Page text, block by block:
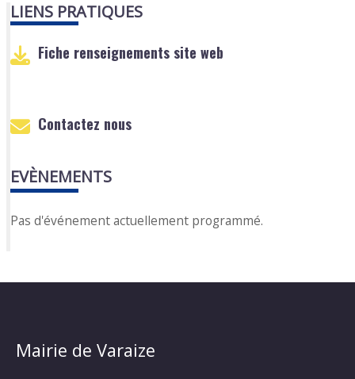
LIENS PRATIQUES
Fiche renseignements site web
Contactez nous
EVÈNEMENTS
Pas d'événement actuellement programmé.
Mairie de Varaize